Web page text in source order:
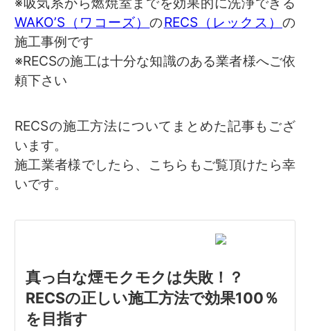
WAKO’S（ワコーズ）のRECS（レックス）の
施工事例です
※RECSの施工は十分な知識のある業者様へご依
頼下さい
RECSの施工方法についてまとめた記事もござ
います。
施工業者様でしたら、こちらもご覧頂けたら幸
いです。
真っ白な煙モクモクは失敗！？
RECSの正しい施工方法で効果100％
を目指す